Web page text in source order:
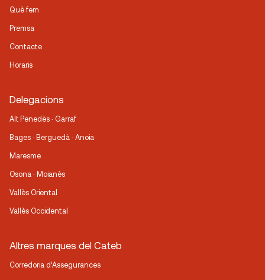
Què fem
Premsa
Contacte
Horaris
Delegacions
Alt Penedès · Garraf
Bages · Berguedà · Anoia
Maresme
Osona · Moianès
Vallès Oriental
Vallès Occidental
Altres marques del Cateb
Corredoria d’Assegurances